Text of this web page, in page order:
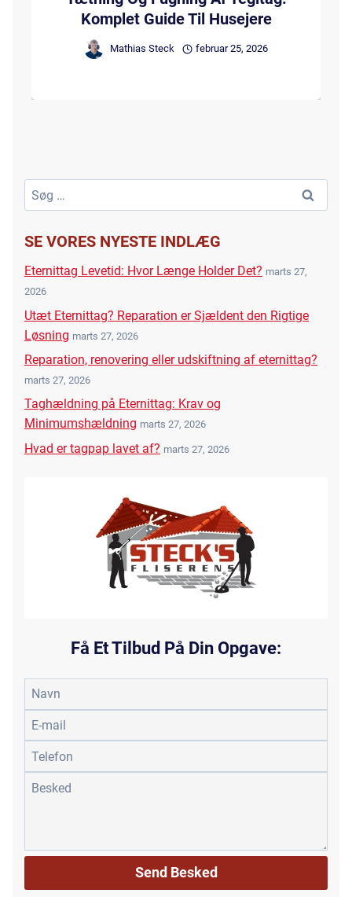
Komplet Guide Til Husejere
Mathias Steck februar 25, 2026
Søg
efter:
SE VORES NYESTE INDLÆG
Eternittag Levetid: Hvor Længe Holder Det? marts 27,
2026
Utæt Eternittag? Reparation er Sjældent den Rigtige
Løsning marts 27, 2026
Reparation, renovering eller udskiftning af eternittag?
marts 27, 2026
Taghældning på Eternittag: Krav og
Minimumshældning marts 27, 2026
Hvad er tagpap lavet af? marts 27, 2026
Få Et Tilbud På Din Opgave: